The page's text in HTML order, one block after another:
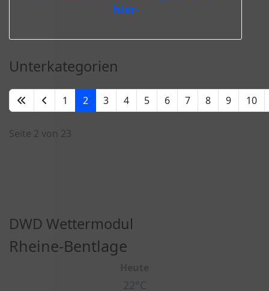
hier-
Unterkategorien
1 2 3 4 5 6 7 8 9 10
Seite 2 von 23
DWD Wettermodul
Rheine-Bentlage
22°C